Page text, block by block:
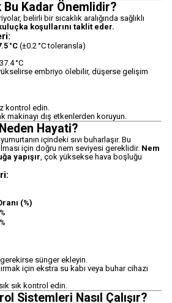
Bu Kadar Önemlidir?
belirli bir sıcaklık aralığında sağlıklı
koşullarını taklit eder.
°C(±0.2 °C toleransla)
°C
embriyo ölebilir, düşerse gelişim
kontrol edin.
makinayı dış etkenlerden koruyun.
Hayati?
içindeki sıvı buharlaşır. Bu
için doğru nem seviyesi gereklidir. Nem
yapışır , çok yüksekse hava boşluğu
(%)
sünger ekleyin.
için ekstra su kabı veya buhar cihazı
sık kontrol edin.
Sistemleri Nasıl Çalışır?